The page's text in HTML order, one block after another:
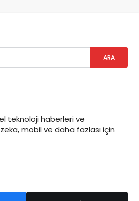
teknoloji haberleri ve
mobil ve daha fazlası için